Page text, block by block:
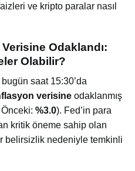
ve kripto paralar nasıl
Odaklandı:
Olabilir?
saat 15:30’da
verisine odaklanmış
Önceki: %3.0). Fed’in para
kritik öneme sahip olan
belirsizlik nedeniyle temkinli